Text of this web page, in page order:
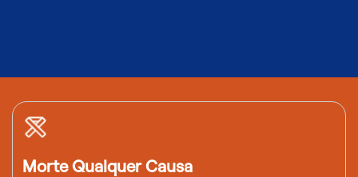
Morte Qualquer Causa